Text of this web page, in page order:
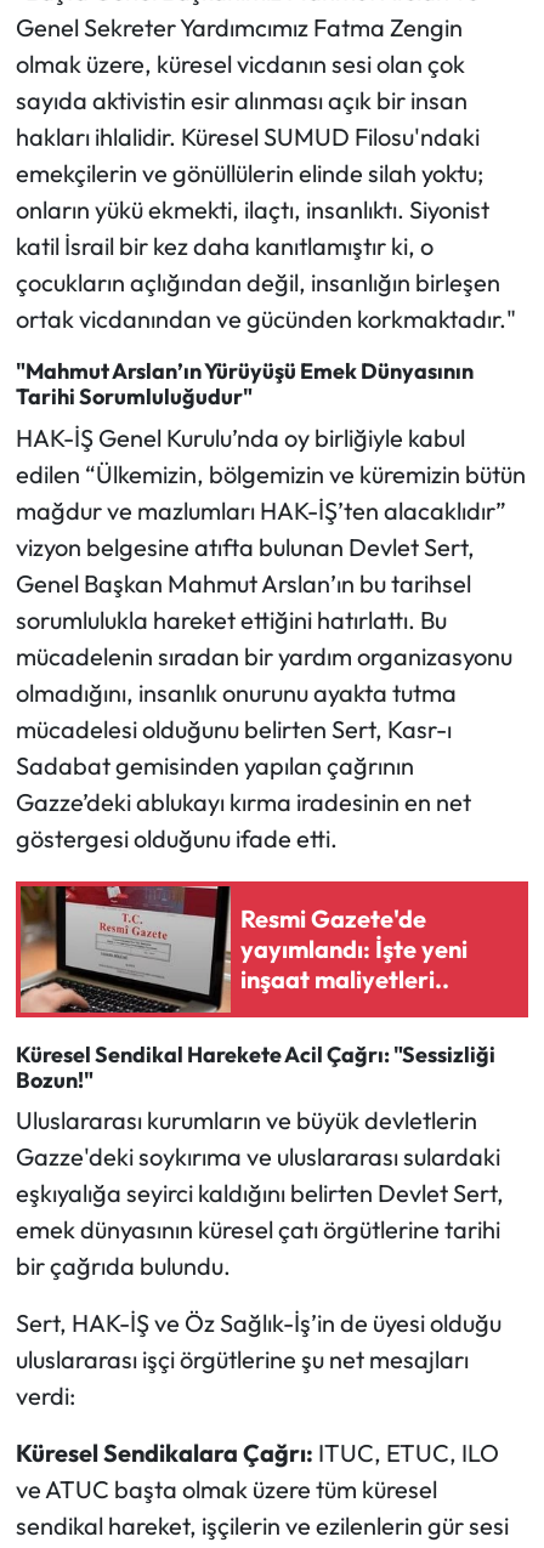
Genel Sekreter Yardımcımız Fatma Zengin
olmak üzere, küresel vicdanın sesi olan çok
sayıda aktivistin esir alınması açık bir insan
hakları ihlalidir. Küresel SUMUD Filosu'ndaki
emekçilerin ve gönüllülerin elinde silah yoktu;
onların yükü ekmekti, ilaçtı, insanlıktı. Siyonist
katil İsrail bir kez daha kanıtlamıştır ki, o
çocukların açlığından değil, insanlığın birleşen
ortak vicdanından ve gücünden korkmaktadır."
"Mahmut Arslan’ın Yürüyüşü Emek Dünyasının
Tarihi Sorumluluğudur"
HAK-İŞ Genel Kurulu’nda oy birliğiyle kabul
edilen “Ülkemizin, bölgemizin ve küremizin bütün
mağdur ve mazlumları HAK-İŞ’ten alacaklıdır”
vizyon belgesine atıfta bulunan Devlet Sert,
Genel Başkan Mahmut Arslan’ın bu tarihsel
sorumlulukla hareket ettiğini hatırlattı. Bu
mücadelenin sıradan bir yardım organizasyonu
olmadığını, insanlık onurunu ayakta tutma
mücadelesi olduğunu belirten Sert, Kasr-ı
Sadabat gemisinden yapılan çağrının
Gazze’deki ablukayı kırma iradesinin en net
göstergesi olduğunu ifade etti.
Resmi Gazete'de
yayımlandı: İşte yeni
inşaat maliyetleri..
Küresel Sendikal Harekete Acil Çağrı: "Sessizliği
Bozun!"
Uluslararası kurumların ve büyük devletlerin
Gazze'deki soykırıma ve uluslararası sulardaki
eşkıyalığa seyirci kaldığını belirten Devlet Sert,
emek dünyasının küresel çatı örgütlerine tarihi
bir çağrıda bulundu.
Sert, HAK-İŞ ve Öz Sağlık-İş’in de üyesi olduğu
uluslararası işçi örgütlerine şu net mesajları
verdi:
Küresel Sendikalara Çağrı: ITUC, ETUC, ILO
ve ATUC başta olmak üzere tüm küresel
sendikal hareket, işçilerin ve ezilenlerin gür sesi